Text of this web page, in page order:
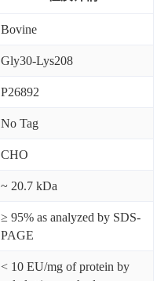
Bovine
Gly30-Lys208
P26892
No Tag
CHO
~ 20.7 kDa
≥ 95% as analyzed by SDS-
PAGE
< 10 EU/mg of protein by